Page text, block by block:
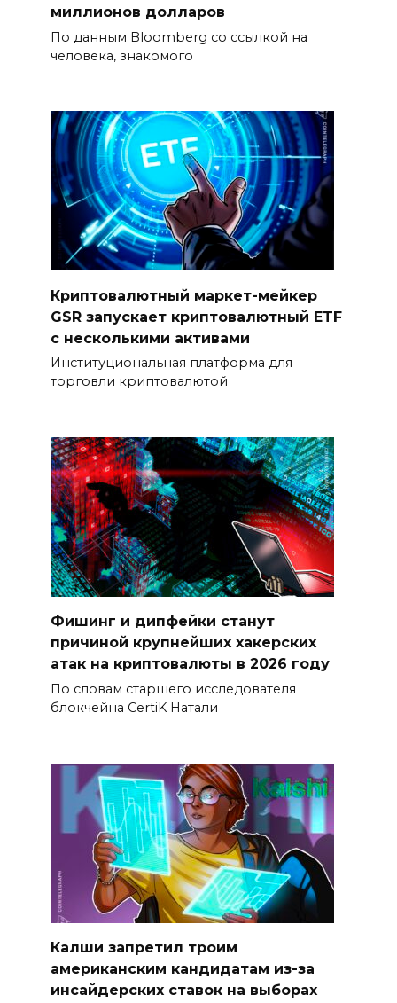
миллионов долларов
По данным Bloomberg со ссылкой на
человека, знакомого
Криптовалютный маркет-мейкер
GSR запускает криптовалютный ETF
с несколькими активами
Институциональная платформа для
торговли криптовалютой
Фишинг и дипфейки станут
причиной крупнейших хакерских
атак на криптовалюты в 2026 году
По словам старшего исследователя
блокчейна CertiK Натали
Калши запретил троим
американским кандидатам из-за
инсайдерских ставок на выборах